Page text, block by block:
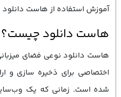
آموزش استفاده از هاست دانلود
هاست دانلود چیست؟
هاست دانلود نوعی فضای
اختصاصی برای ذخیره ‌سازی و
شده است. زمانی که یک